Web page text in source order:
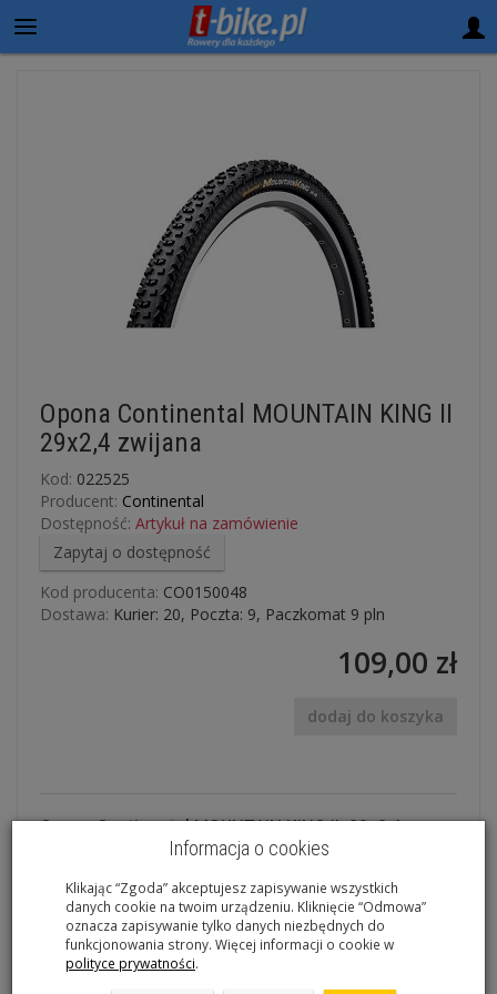
Opona Continental MOUNTAIN KING II
29x2,4 zwijana
Kod: 022525
Producent: Continental
Dostępność: Artykuł na zamówienie
Zapytaj o dostępność
Kod producenta: CO0150048
Dostawa: Kurier: 20, Poczta: 9, Paczkomat 9 pln
109,00 zł
dodaj do koszyka
Opona Continental MOUNTAIN KING II 29x2,4
Niezwykle szybka i przyczepna opona opracowana z
myślą o wyścigach XC w wersji dla kół 29". Doskonale
wypełnia lukę pomiędzy Race King a Mountain King II, co
Informacja o cookies
Klikając “Zgoda” akceptujesz zapisywanie wszystkich
danych cookie na twoim urządzeniu. Kliknięcie “Odmowa”
oznacza zapisywanie tylko danych niezbędnych do
funkcjonowania strony. Więcej informacji o cookie w
polityce prywatności.